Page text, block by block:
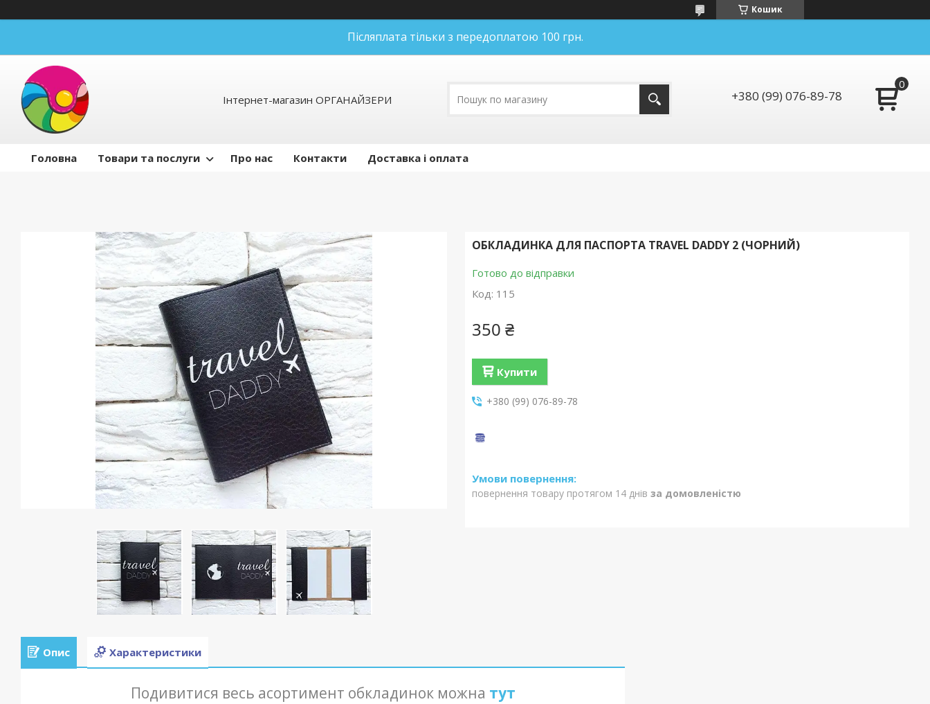
Кошик
Післяплата тільки з передоплатою 100 грн.
Інтернет-магазин ОРГАНАЙЗЕРИ +380 (99) 076-89-78
Головна Товари та послуги Про нас Контакти Доставка і оплата
ОБКЛАДИНКА ДЛЯ ПАСПОРТА TRAVEL DADDY 2 (ЧОРНИЙ)
Готово до відправки
Код: 115
350 ₴
Купити
+380 (99) 076-89-78
повернення товару протягом 14 днів за домовленістю
Опис Характеристики
Подивитися весь асортимент обкладинок можна тут